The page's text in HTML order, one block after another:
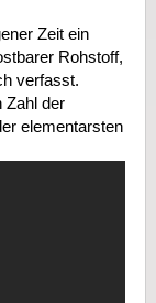
Zeit ein
Rohstoff,
verfasst.
Zahl der
elementarsten